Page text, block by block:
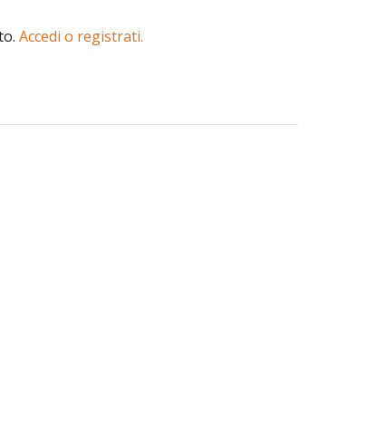
Accedi o registrati.